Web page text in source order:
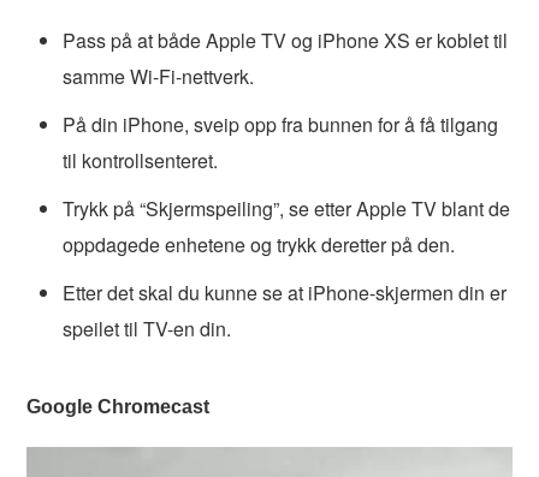
Pass på at både Apple TV og iPhone XS er koblet til
samme Wi-Fi-nettverk.
På din iPhone, sveip opp fra bunnen for å få tilgang
til kontrollsenteret.
Trykk på “Skjermspeiling”, se etter Apple TV blant de
oppdagede enhetene og trykk deretter på den.
Etter det skal du kunne se at iPhone-skjermen din er
speilet til TV-en din.
Google Chromecast